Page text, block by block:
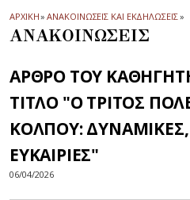
ΑΡΧΙΚΗ» ΑΝΑΚΟΙΝΩΣΕΙΣ ΚΑΙ ΕΚΔΗΛΩΣΕΙΣ»
ΑΝΑΚΟΙΝΩΣΕΙΣ
ΑΡΘΡΟ ΤΟΥ
ΤΙΤΛΟ "Ο ΤΡΙΤΟΣ
ΚΟΛΠΟΥ: ΔΥΝΑΜΙΚΕΣ,
ΕΥΚΑΙΡΙΕΣ"
06/04/2026